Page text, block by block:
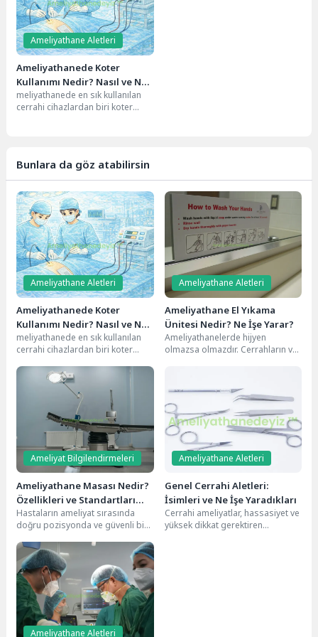
Ameliyathane Aletleri
Ameliyathanede Koter
Kullanımı Nedir? Nasıl ve Ne
Amaçla Kullanılır?
meliyathanede en sık kullanılan
cerrahi cihazlardan biri koter
Bunlara da göz atabilirsin
Ameliyathane Aletleri
Ameliyathanede Koter
Kullanımı Nedir? Nasıl ve Ne
Amaçla Kullanılır?
meliyathanede en sık kullanılan
cerrahi cihazlardan biri koter
kontrol altına almak, dokuları...
Ameliyathane Aletleri
Ameliyathane El Yıkama
Ünitesi Nedir? Ne İşe Yarar?
Ameliyathanelerde hijyen
olmazsa olmazdır. Cerrahların ve
arınması, enfeksiyon riskini
Ameliyat Bilgilendirmeleri
Ameliyathane Masası Nedir?
Özellikleri ve Standartları
Nelerdir?
Hastaların ameliyat sırasında
doğru pozisyonda ve güvenli bir
operasyonun başarılı
geçmesinde kritik...
Ameliyathane Aletleri
Genel Cerrahi Aletleri:
İsimleri ve Ne İşe Yaradıkları
Cerrahi ameliyatlar, hassasiyet ve
yüksek dikkat gerektiren
Ameliyathane Aletleri